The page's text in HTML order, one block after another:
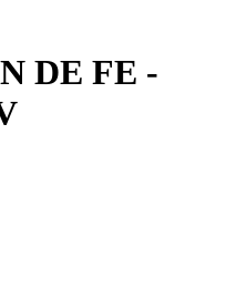
DE FE -